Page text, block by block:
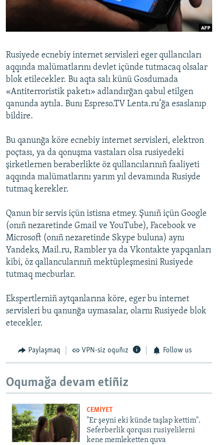
Українською
QOŞULIÑIZ!
RFE/RS bütün saytları
Rusiyede ecnebiy internet servisleri eger qullancıları
aqqında malümatlarını devlet içünde tutmacaq olsalar
blok etilecekler. Bu aqta salı künü Gosdumada
«Antiterroristik paketı» adlandırğan qabul etilgen
qanunda aytıla. Bunı Espreso.TV Lenta.ru’ğa esaslanıp
bildire.
Bu qanunğa köre ecnebiy internet servisleri, elektron
poçtası, ya da qonuşma vastaları olsa rusiyedeki
şirketlernen beraberlikte öz qullancılarınıñ faaliyeti
aqqında malümatlarını yarım yıl devamında Rusiyde
tutmaq kerekler.
Qanun bir servis içün istisna etmey. Şunıñ içün Google
(onıñ nezaretinde Gmail ve YouTube), Facebook ve
Microsoft (onıñ nezaretinde Skype buluna) aynı
Yandeks, Mail.ru, Rambler ya da Vkontakte yapqanları
kibi, öz qallancularınıñ mektüpleşmesini Rusiyede
tutmaq mecburlar.
Ekspertlerniñ aytqanlarına köre, eger bu internet
servisleri bu qanunğa uymasalar, olarnı Rusiyede blok
etecekler.
Paylaşmaq VPN-siz oquñız Follow us
Oqumağa devam etiñiz
CEMİYET
"Er şeyni eki künde taşlap kettim".
Seferberlik qorqusı rusiyelilerni
kene memleketten quva